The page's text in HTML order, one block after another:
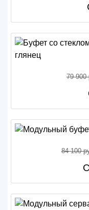
79 900
84 100